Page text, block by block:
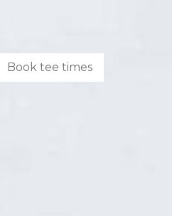
Book tee times